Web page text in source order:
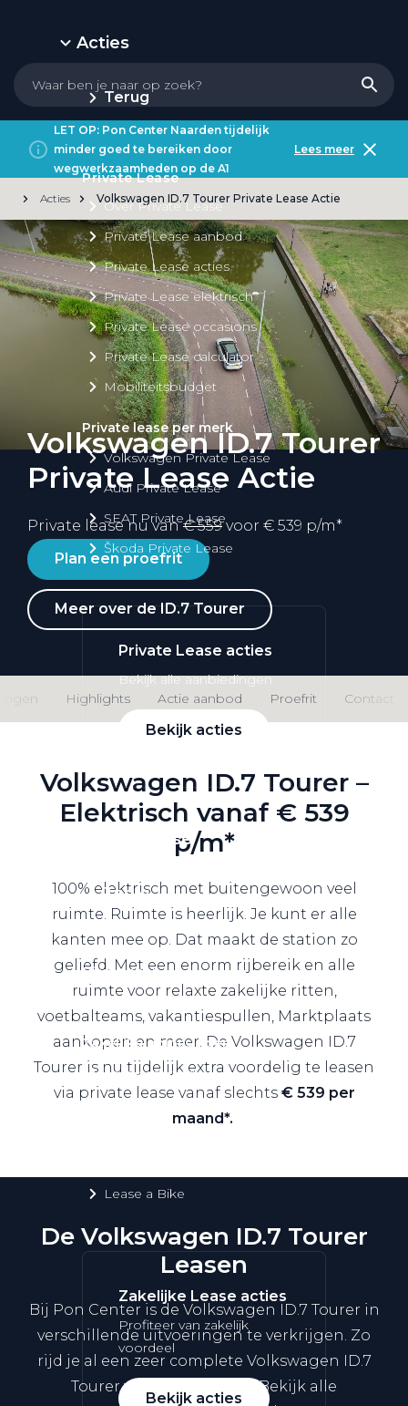
Acties
Terug
Private Lease
Over Private Lease
Private Lease aanbod
Private Lease acties
Private Lease elektrisch
Private Lease occasions
Private Lease calculator
Mobiliteitsbudget
Private lease per merk
Volkswagen Private Lease
Audi Private Lease
SEAT Private Lease
Škoda Private Lease
Private Lease acties
Bekijk alle aanbiedingen
Bekijk acties
Private Lease
Terug
Direct naar
Website Pon Center Zakelijk
Zakelijke oplossingen
Lease aanbod
Leasevormen
Lease a Bike
Zakelijke Lease acties
Profiteer van zakelijk
voordeel
Bekijk acties
LET OP: Pon Center Naarden tijdelijk
minder goed te bereiken door
wegwerkzaamheden op de A1
Lees meer
Acties Volkswagen ID.7 Tourer Private Lease Actie
Volkswagen ID.7 Tourer
Private Lease Actie
Private lease nu van€ 559voor € 539 p/m*
Plan een proefrit
Meer over de ID.7 Tourer
Highlights Actie aanbod Proefrit Contact
Volkswagen ID.7 Tourer –
Elektrisch vanaf € 539
p/m*
100% elektrisch met buitengewoon veel
ruimte. Ruimte is heerlijk. Je kunt er alle
kanten mee op. Dat maakt de station zo
geliefd. Met een enorm rijbereik en alle
ruimte voor relaxte zakelijke ritten,
voetbalteams, vakantiespullen, Marktplaats
aankopen en meer. De Volkswagen ID.7
Tourer is nu tijdelijk extra voordelig te leasen
via private lease vanaf slechts € 539 per
maand*.
De Volkswagen ID.7 Tourer
Leasen
Bij Pon Center is de Volkswagen ID.7 Tourer in
verschillende uitvoeringen te verkrijgen. Zo
rijd je al een zeer complete Volkswagen ID.7
Tourer vanaf
. Bekijk alle